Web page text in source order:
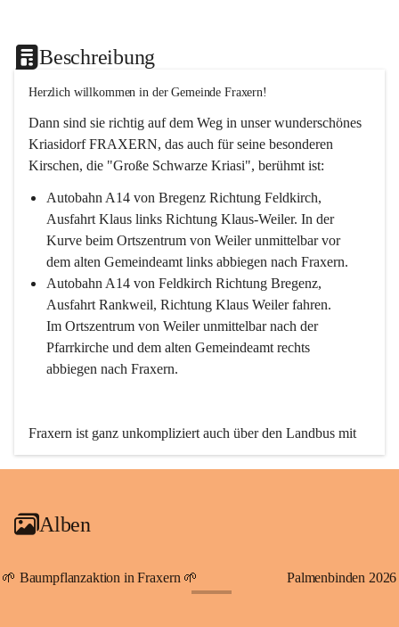
Beschreibung
Herzlich willkommen in der Gemeinde Fraxern!
Dann sind sie richtig auf dem Weg in unser wunderschönes
Kriasidorf FRAXERN, das auch für seine besonderen
Kirschen, die "Große Schwarze Kriasi", berühmt ist:
Autobahn A14 von Bregenz Richtung Feldkirch,
Ausfahrt Klaus links Richtung Klaus-Weiler. In der
Kurve beim Ortszentrum von Weiler unmittelbar vor
dem alten Gemeindeamt links abbiegen nach Fraxern.
Autobahn A14 von Feldkirch Richtung Bregenz,
Ausfahrt Rankweil, Richtung Klaus Weiler fahren.
Im Ortszentrum von Weiler unmittelbar nach der
Pfarrkirche und dem alten Gemeindeamt rechts
abbiegen nach Fraxern.
Fraxern ist ganz unkompliziert auch über den Landbus mit
den öffentlichen Verkehrsmitteln zu erreichen. Die Linie
An Samstagen, Sonn- und Feiertagen können Sie bequem
persönlichen Linienbus zur gewünschten Zeit zu Ihrer
Haltestelle bestellen. Sowohl von Weiler kommend nach
Alben
🌱 Baumpflanzaktion in Fraxern 🌱 Palmenbinden 2026